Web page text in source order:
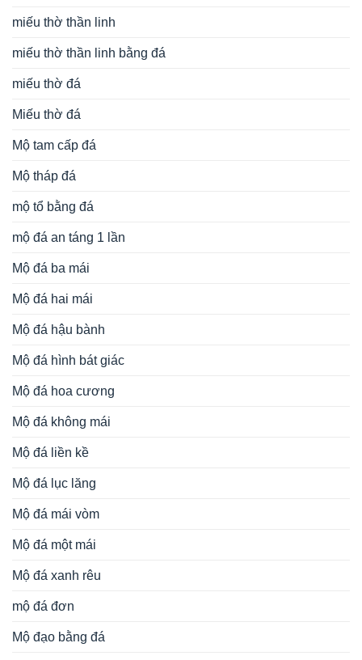
miếu thờ thần linh
miếu thờ thần linh bằng đá
miếu thờ đá
Miếu thờ đá
Mộ tam cấp đá
Mộ tháp đá
mộ tổ bằng đá
mộ đá an táng 1 lần
Mộ đá ba mái
Mộ đá hai mái
Mộ đá hậu bành
Mộ đá hình bát giác
Mộ đá hoa cương
Mộ đá không mái
Mộ đá liền kề
Mộ đá lục lăng
Mộ đá mái vòm
Mộ đá một mái
Mộ đá xanh rêu
mộ đá đơn
Mộ đạo bằng đá